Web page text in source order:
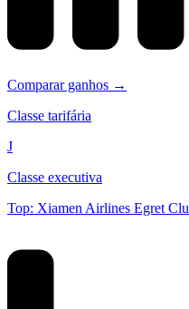
Comparar ganhos →
Classe tarifária
J
Classe executiva
Top: Xiamen Airlines Egret